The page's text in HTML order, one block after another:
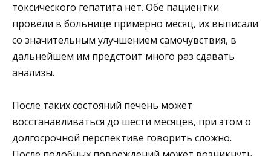
токсического гепатита нет. Обе пациентки
провели в больнице примерно месяц, их выписали
со значительным улучшением самочувствия, в
дальнейшем им предстоит много раз сдавать
анализы.
После таких состояний печень может
восстанавливаться до шести месяцев, при этом о
долгосрочной перспективе говорить сложно.